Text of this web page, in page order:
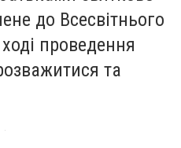
до Всесвітнього
проведення
та